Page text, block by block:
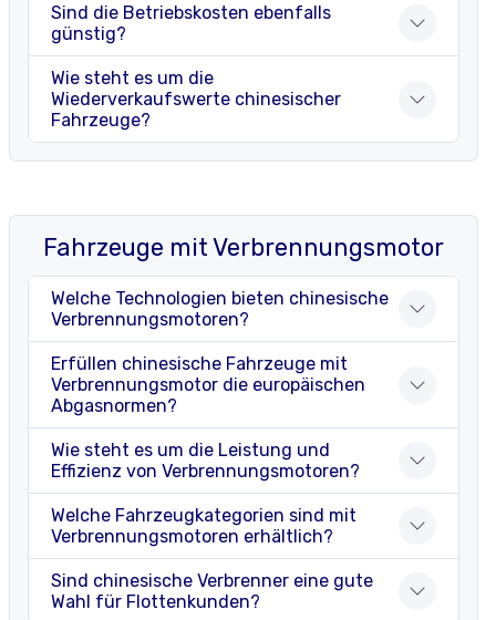
Sind die Betriebskosten ebenfalls
günstig?
Wie steht es um die
Wiederverkaufswerte chinesischer
Fahrzeuge?
Fahrzeuge mit Verbrennungsmotor
Welche Technologien bieten chinesische
Verbrennungsmotoren?
Erfüllen chinesische Fahrzeuge mit
Verbrennungsmotor die europäischen
Abgasnormen?
Wie steht es um die Leistung und
Effizienz von Verbrennungsmotoren?
Welche Fahrzeugkategorien sind mit
Verbrennungsmotoren erhältlich?
Sind chinesische Verbrenner eine gute
Wahl für Flottenkunden?